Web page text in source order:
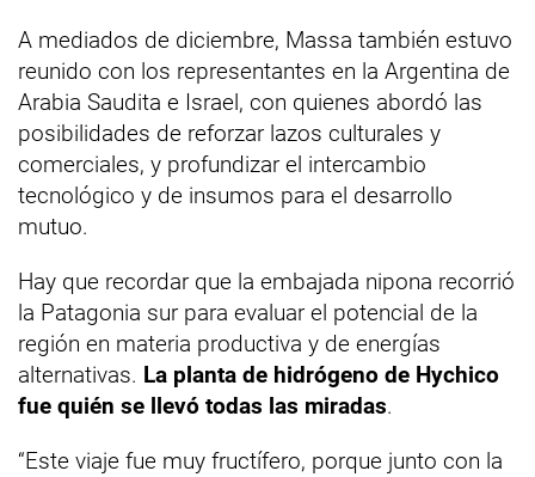
A mediados de diciembre, Massa también estuvo
reunido con los representantes en la Argentina de
Arabia Saudita e Israel, con quienes abordó las
posibilidades de reforzar lazos culturales y
comerciales, y profundizar el intercambio
tecnológico y de insumos para el desarrollo
mutuo.
Hay que recordar que la embajada nipona recorrió
la Patagonia sur para evaluar el potencial de la
región en materia productiva y de energías
alternativas. La planta de hidrógeno de Hychico
fue quién se llevó todas las miradas.
“Este viaje fue muy fructífero, porque junto con la